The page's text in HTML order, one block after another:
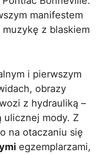
manifestem
muzykę z blaskiem
i pierwszym
obrazy
z hydrauliką –
ulicznej mody. Z
na otaczaniu się
egzemplarzami,